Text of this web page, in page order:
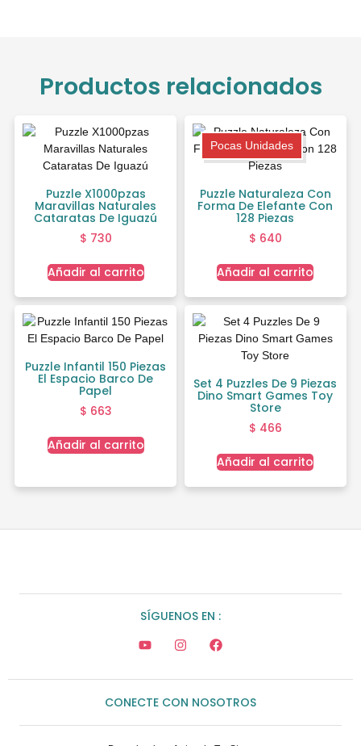
Productos relacionados
Puzzle X1000pzas
Maravillas Naturales
Cataratas De Iguazú
$ 730
Añadir al carrito
Pocas Unidades
Puzzle Naturaleza Con
Forma De Elefante Con
128 Piezas
$ 640
Añadir al carrito
Puzzle Infantil 150 Piezas
El Espacio Barco De
Papel
$ 663
Añadir al carrito
Set 4 Puzzles De 9 Piezas
Dino Smart Games Toy
Store
$ 466
Añadir al carrito
SÍGUENOS EN :
CONECTE CON NOSOTROS